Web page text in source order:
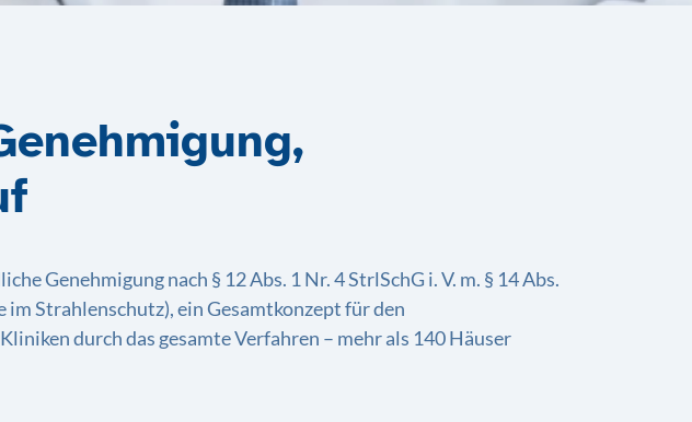
Genehmigung nach § 12 Abs. 1 Nr. 4 StrlSchG i. V. m. § 14 Abs.
Strahlenschutz), ein Gesamtkonzept für den
durch das gesamte Verfahren – mehr als 140 Häuser